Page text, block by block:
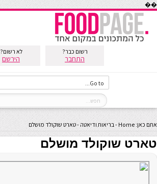
��
רשום כבר?
התחבר
לא רשום?
הירשם
אתם כאן: Home
-בריאות ודיאטה -טארט שוקולד מושלם
טארט שוקולד מושלם